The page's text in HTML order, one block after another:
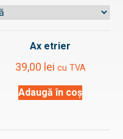
Ax etrier
39,00 lei cu TVA
Adaugă în coș